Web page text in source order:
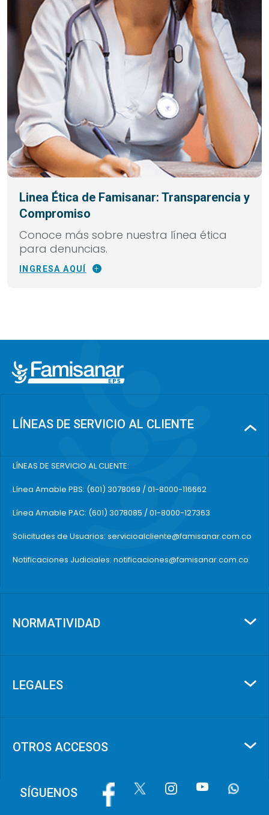
Linea Ética de Famisanar: Transparencia y
Compromiso
Conoce más sobre nuestra línea ética
para denuncias.
INGRESA AQUÍ
LÍNEAS DE SERVICIO AL CLIENTE
LÍNEAS DE SERVICIO AL CLIENTE:
Línea Amable PBS: (601) 3078069 / 01-8000-116662
Línea Amable PAC: (601) 3078085 / 01-8000-127363
Solicitudes de Usuarios: servicioalcliente@famisanar.com.co
Notificaciones Judiciales: notificaciones@famisanar.com.co
NORMATIVIDAD
LEGALES
OTROS ACCESOS
SÍGUENOS Image Image Image Image Image